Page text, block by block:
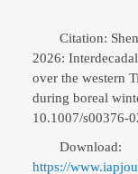
Citation:
2026:
over the western
during boreal
10.1007/s00376-
Download:
https://